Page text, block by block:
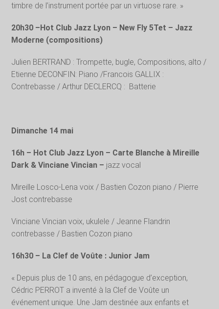
timbre de l’instrument portée par un virtuose rare. »
20h30 –Hot Club Jazz Lyon – New Fly 5Tet – Jazz
Moderne (compositions)
Julien BERTRAND : Trompette, bugle, Compositions, alto /
Etienne DECONFIN: Piano /Francois GALLIX :
Contrebasse / Arthur DECLERCQ : Batterie
Dimanche 14 mai
16h – Hot Club Jazz Lyon – Carte Blanche à Mireille
Dark & Vinciane Vincian – jazz vocal
Mireille Losco-Lena voix / Bastien Cozon piano / Pierre
Jost contrebasse
Vinciane Vincian voix, ukulele / Jeanne Flandrin
contrebasse / Bastien Cozon piano
16h30 – La Clef de Voûte : Junior Jam
« Depuis plus de 10 ans, en pédagogue d’exception,
Cédric PERROT a inventé à la Clef de Voûte un
événement unique. Une Jam destinée aux enfants et